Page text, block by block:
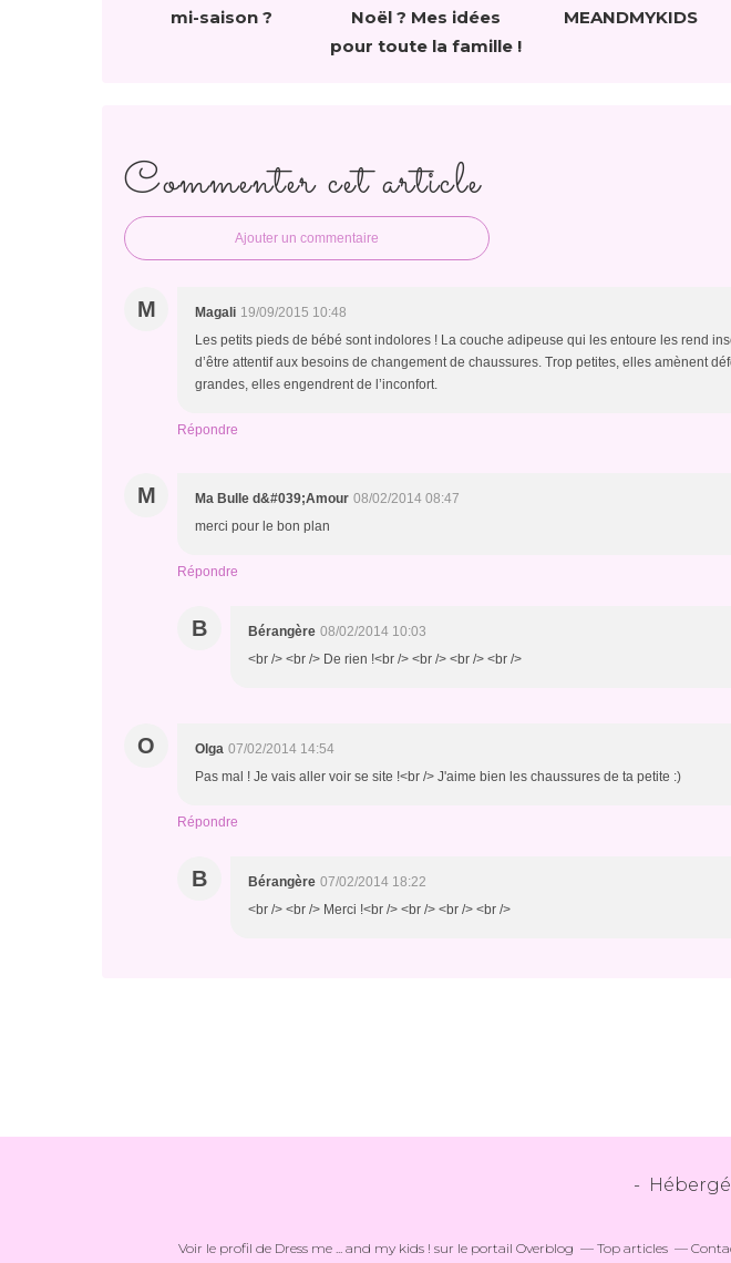
mi-saison ?
Noël ? Mes idées
pour toute la famille !
MEANDMYKIDS
Commenter cet article
Ajouter un commentaire
M Magali 19/09/2015 10:48
Les petits pieds de bébé sont indolores ! La couche adipeuse qui les entoure les rend
d’être attentif aux besoins de changement de chaussures. Trop petites, elles amènent
grandes, elles engendrent de l’inconfort.
Répondre
M Ma Bulle d&#039;Amour 08/02/2014 08:47
merci pour le bon plan
Répondre
B Bérangère 08/02/2014 10:03
<br /> <br /> De rien !<br /> <br /> <br /> <br />
O Olga 07/02/2014 14:54
Pas mal ! Je vais aller voir se site !<br /> J'aime bien les chaussures de ta petite :)
Répondre
B Bérangère 07/02/2014 18:22
<br /> <br /> Merci !<br /> <br /> <br /> <br />
-
Voir le profil de Dress me ... and my kids ! sur le portail Overblog Top articles